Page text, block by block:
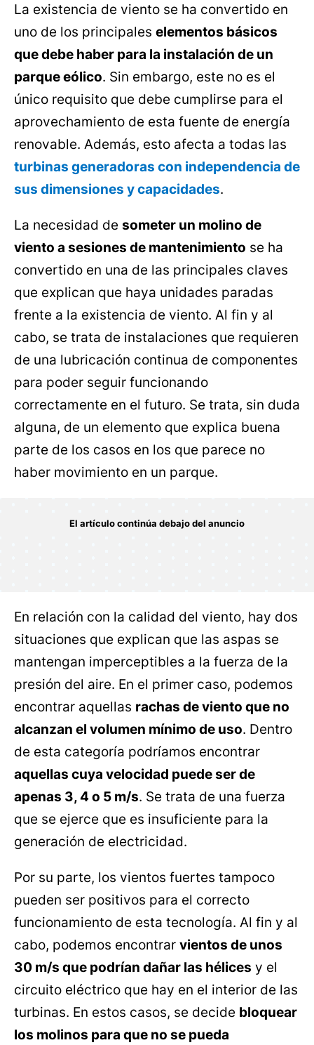
La existencia de viento se ha convertido en
uno de los principales elementos básicos
que debe haber para la instalación de un
parque eólico. Sin embargo, este no es el
único requisito que debe cumplirse para el
aprovechamiento de esta fuente de energía
renovable. Además, esto afecta a todas las
turbinas generadoras con independencia de
sus dimensiones y capacidades.
La necesidad de someter un molino de
viento a sesiones de mantenimiento se ha
convertido en una de las principales claves
que explican que haya unidades paradas
frente a la existencia de viento. Al fin y al
cabo, se trata de instalaciones que requieren
de una lubricación continua de componentes
para poder seguir funcionando
correctamente en el futuro. Se trata, sin duda
alguna, de un elemento que explica buena
parte de los casos en los que parece no
haber movimiento en un parque.
En relación con la calidad del viento, hay dos
situaciones que explican que las aspas se
mantengan imperceptibles a la fuerza de la
presión del aire. En el primer caso, podemos
encontrar aquellas rachas de viento que no
alcanzan el volumen mínimo de uso. Dentro
de esta categoría podríamos encontrar
aquellas cuya velocidad puede ser de
apenas 3, 4 o 5 m/s. Se trata de una fuerza
que se ejerce que es insuficiente para la
generación de electricidad.
Por su parte, los vientos fuertes tampoco
pueden ser positivos para el correcto
funcionamiento de esta tecnología. Al fin y al
cabo, podemos encontrar vientos de unos
30 m/s que podrían dañar las hélices y el
circuito eléctrico que hay en el interior de las
turbinas. En estos casos, se decide bloquear
los molinos para que no se pueda